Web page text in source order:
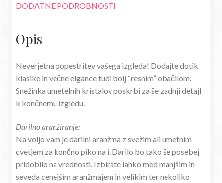
DODATNE PODROBNOSTI
Opis
Neverjetna popestritev vašega izgleda! Dodajte dotik
klasike in večne elgance tudi bolj “resnim” obačilom.
Snežinka umetelnih kristalov poskrbi za še zadnji detajl
k končnemu izgledu.
Darilno aranžiranje:
Na voljo vam je darilni aranžma z svežim ali umetnim
cvetjem za končno piko na i. Darilo bo tako še posebej
pridobilo na vrednosti. Izbirate lahko med manjšim in
seveda cenejšim aranžmajem in velikim ter nekoliko